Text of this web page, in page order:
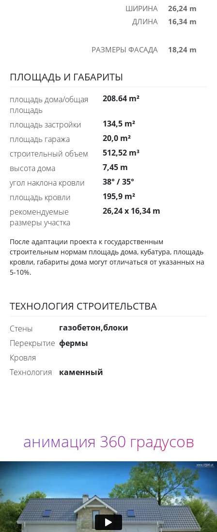
ШИРИНА
26,24 m
ДЛИНА
16,34 m
РАЗМЕРЫ ФАСАДА 18,24 m
ПЛОЩАДЬ И ГАБАРИТЫ
площадь дома/общая
площадь
208.64 m²
площадь застройки
134,5 m²
площадь гаража
20,0 m²
строительный объем
512,52 m³
высота дома
7,45 m
угол наклона кровли
38° / 35°
площадь кровли
195,9 m²
рекомендуемые
размеры участка
26,24 x 16,34 m
После адаптации проекта к государственным
строительным нормам площадь дома, кубатура, площадь
кровли, габариты дома могут отличаться от указанных на
5-10%.
ТЕХНОЛОГИЯ СТРОИТЕЛЬСТВА
стены
газобетон,блоки
перекрытие фермы
Кровля
технология
каменный
анимация 360 градусов